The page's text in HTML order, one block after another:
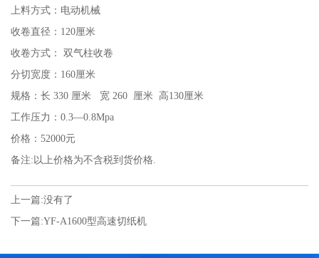
上料方式：电动机械
收卷直径：120厘米
收卷方式： 双气柱收卷
分切宽度：160厘米
规格：长 330 厘米 宽 260 厘米 高130厘米
工作压力：0.3—0.8Mpa
价格：52000元
备注:以上价格为不含税到货价格.
上一篇:没有了
下一篇:YF-A1600型高速切纸机